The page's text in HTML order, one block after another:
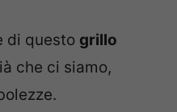
di questo grillo
che ci siamo,